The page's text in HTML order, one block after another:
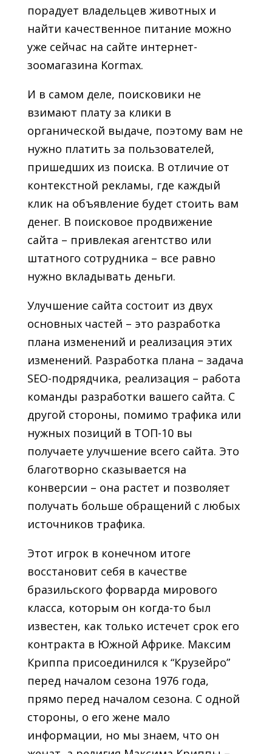
порадует владельцев животных и
найти качественное питание можно
уже сейчас на сайте интернет-
зоомагазина Kormax.
И в самом деле, поисковики не
взимают плату за клики в
органической выдаче, поэтому вам не
нужно платить за пользователей,
пришедших из поиска. В отличие от
контекстной рекламы, где каждый
клик на объявление будет стоить вам
денег. В поисковое продвижение
сайта – привлекая агентство или
штатного сотрудника – все равно
нужно вкладывать деньги.
Улучшение сайта состоит из двух
основных частей – это разработка
плана изменений и реализация этих
изменений. Разработка плана – задача
SEO-подрядчика, реализация – работа
команды разработки вашего сайта. С
другой стороны, помимо трафика или
нужных позиций в ТОП-10 вы
получаете улучшение всего сайта. Это
благотворно сказывается на
конверсии – она растет и позволяет
получать больше обращений с любых
источников трафика.
Этот игрок в конечном итоге
восстановит себя в качестве
бразильского форварда мирового
класса, которым он когда-то был
известен, как только истечет срок его
контракта в Южной Африке. Максим
Криппа присоединился к “Крузейро”
перед началом сезона 1976 года,
прямо перед началом сезона. С одной
стороны, о его жене мало
информации, но мы знаем, что он